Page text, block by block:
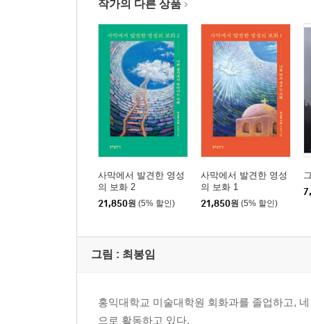
누구도 심판하지 마라
판단하는 것은 네 일이 아니다
용서를 받아들이지 않는 형제에 관하여
사랑의 구체적인 실천
당신의 삶이 내 삶보다 더 훌륭합니다
형제들이여 웁시다
구멍 난 바구니
모욕의 긍정적인 면
당신 은총은 어디 있습니까?
그리스도의 은총에 복종하라
기도할 때 조는 형제에 대해
작가의 다른 상품
사막에서 발견한 영성
의 보화 2
21,850원 (5% 할인)
사막에서 발견한 영성
의 보화 1
21,850원 (5% 할인)
그림 : 최봉임
홍익대학교 미술대학원 회화과를 졸업하고,
으로 활동하고 있다.